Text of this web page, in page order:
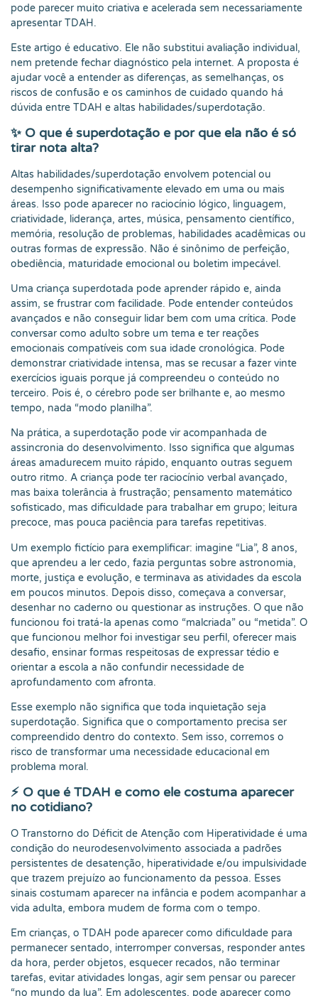
pode parecer muito criativa e acelerada sem necessariamente
apresentar TDAH.
Este artigo é educativo. Ele não substitui avaliação individual,
nem pretende fechar diagnóstico pela internet. A proposta é
ajudar você a entender as diferenças, as semelhanças, os
riscos de confusão e os caminhos de cuidado quando há
dúvida entre TDAH e altas habilidades/superdotação.
✨ O que é superdotação e por que ela não é só
tirar nota alta?
Altas habilidades/superdotação envolvem potencial ou
desempenho significativamente elevado em uma ou mais
áreas. Isso pode aparecer no raciocínio lógico, linguagem,
criatividade, liderança, artes, música, pensamento científico,
memória, resolução de problemas, habilidades acadêmicas ou
outras formas de expressão. Não é sinônimo de perfeição,
obediência, maturidade emocional ou boletim impecável.
Uma criança superdotada pode aprender rápido e, ainda
assim, se frustrar com facilidade. Pode entender conteúdos
avançados e não conseguir lidar bem com uma crítica. Pode
conversar como adulto sobre um tema e ter reações
emocionais compatíveis com sua idade cronológica. Pode
demonstrar criatividade intensa, mas se recusar a fazer vinte
exercícios iguais porque já compreendeu o conteúdo no
terceiro. Pois é, o cérebro pode ser brilhante e, ao mesmo
tempo, nada “modo planilha”.
Na prática, a superdotação pode vir acompanhada de
assincronia do desenvolvimento. Isso significa que algumas
áreas amadurecem muito rápido, enquanto outras seguem
outro ritmo. A criança pode ter raciocínio verbal avançado,
mas baixa tolerância à frustração; pensamento matemático
sofisticado, mas dificuldade para trabalhar em grupo; leitura
precoce, mas pouca paciência para tarefas repetitivas.
Um exemplo fictício para exemplificar: imagine “Lia”, 8 anos,
que aprendeu a ler cedo, fazia perguntas sobre astronomia,
morte, justiça e evolução, e terminava as atividades da escola
em poucos minutos. Depois disso, começava a conversar,
desenhar no caderno ou questionar as instruções. O que não
funcionou foi tratá-la apenas como “malcriada” ou “metida”. O
que funcionou melhor foi investigar seu perfil, oferecer mais
desafio, ensinar formas respeitosas de expressar tédio e
orientar a escola a não confundir necessidade de
aprofundamento com afronta.
Esse exemplo não significa que toda inquietação seja
superdotação. Significa que o comportamento precisa ser
compreendido dentro do contexto. Sem isso, corremos o
risco de transformar uma necessidade educacional em
problema moral.
⚡ O que é TDAH e como ele costuma aparecer
no cotidiano?
O Transtorno do Déficit de Atenção com Hiperatividade é uma
condição do neurodesenvolvimento associada a padrões
persistentes de desatenção, hiperatividade e/ou impulsividade
que trazem prejuízo ao funcionamento da pessoa. Esses
sinais costumam aparecer na infância e podem acompanhar a
vida adulta, embora mudem de forma com o tempo.
Em crianças, o TDAH pode aparecer como dificuldade para
permanecer sentado, interromper conversas, responder antes
da hora, perder objetos, esquecer recados, não terminar
tarefas, evitar atividades longas, agir sem pensar ou parecer
“no mundo da lua”. Em adolescentes, pode aparecer como